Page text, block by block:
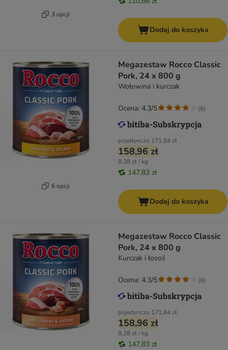
3 opcji
Dodaj do koszyka
6 opcji
Megazestaw Rocco Classic
Pork, 24 x 800 g
Wołowina i kurczak
pojedynczo 171,84 zł
158,96 zł
8,28 zł / kg
147,83 zł
Ocena: 4.3/5 (6)
Dodaj do koszyka
Megazestaw Rocco Classic
Pork, 24 x 800 g
Kurczak i łosoś
pojedynczo 171,84 zł
158,96 zł
8,28 zł / kg
147,83 zł
Ocena: 4.3/5 (6)